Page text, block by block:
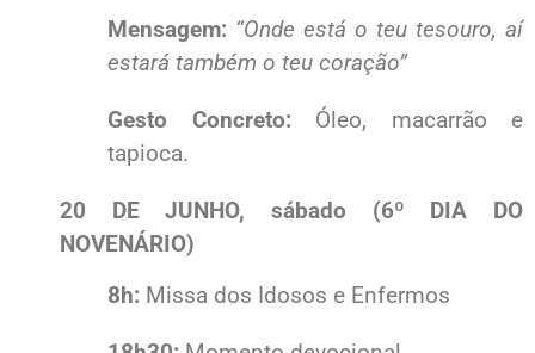
Mensagem: “Onde está o teu tesouro, aí
estará também o teu coração”
Gesto Concreto: Óleo, macarrão e
tapioca.
20 DE JUNHO, sábado (6º DIA DO
NOVENÁRIO)
8h: Missa dos Idosos e Enfermos